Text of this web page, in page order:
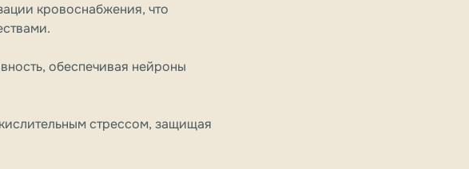
кровоснабжения, что
обеспечивая нейроны
стрессом, защищая